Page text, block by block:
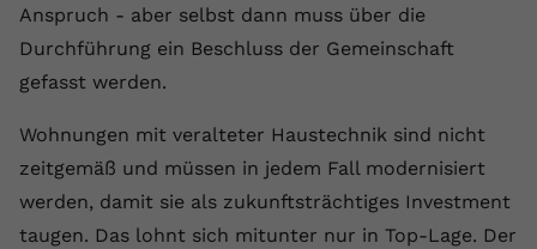
Anspruch - aber selbst dann muss über die
Durchführung ein Beschluss der Gemeinschaft
gefasst werden.
Wohnungen mit veralteter Haustechnik sind nicht
zeitgemäß und müssen in jedem Fall modernisiert
werden, damit sie als zukunftsträchtiges Investment
taugen. Das lohnt sich mitunter nur in Top-Lage. Der